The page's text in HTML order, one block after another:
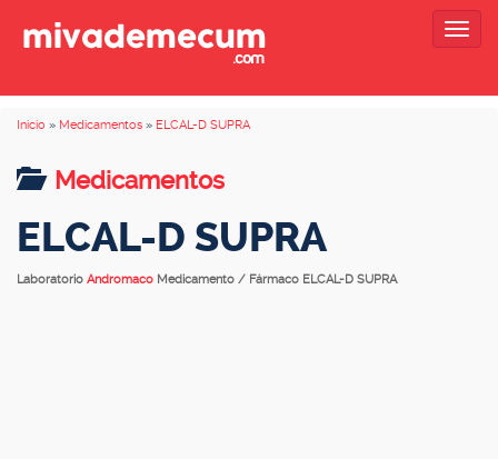
Inicio » Medicamentos » ELCAL-D SUPRA
Medicamentos
ELCAL-D SUPRA
Laboratorio Andromaco Medicamento / Fármaco ELCAL-D SUPRA